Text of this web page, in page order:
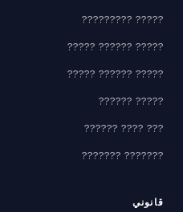
????? ?????????
????? ?????? ?????
????? ?????? ?????
????? ??????
??? ???? ??????
??????? ???????
قانوني